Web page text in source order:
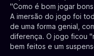
"Como é bom jogar
A imersão do jogo foi
de uma forma genial,
diferença. O jogo ficou
bem feitos e um